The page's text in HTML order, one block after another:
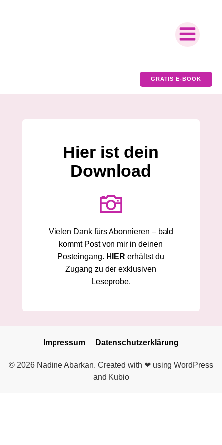
GRATIS E-BOOK
Hier ist dein
Download
Vielen Dank fürs Abonnieren – bald
kommt Post von mir in deinen
Posteingang. HIER erhältst du
Zugang zu der exklusiven
Leseprobe.
Impressum Datenschutzerklärung
© 2026 Nadine Abarkan. Created with ❤ using WordPress
and Kubio